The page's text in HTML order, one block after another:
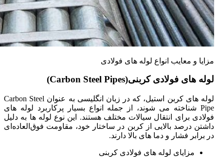
مزایا و معایب انواع لوله های فولادی
لوله های فولادی کربنی(Carbon Steel Pipes)
لوله ‌های کربن استیل، که در زبان انگلیسی به عنوان Carbon Steel
Pipe شناخته می ‌شوند، از جمله انواع بسیار پرکاربرد لوله‌ های
فولادی برای انتقال سیالات مختلف هستند. این نوع لوله‌ ها به دلیل
داشتن درصد بالایی از کربن در ساختار خود، مقاومت فوق‌العاده‌ای
در برابر فشار و دما های بالا دارند.
مزایای لوله های فولادی کربنی